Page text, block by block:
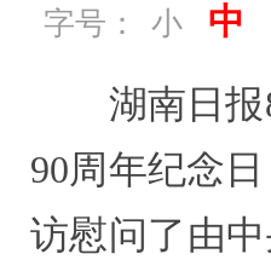
字号：
小 中
湖南日报8
90周年纪念
访慰问了由